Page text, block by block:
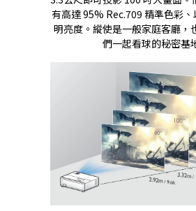
有高達 95% Rec.709 精準色彩
明亮度。縱使是一般家庭客廳，
們一起看球的秘密基